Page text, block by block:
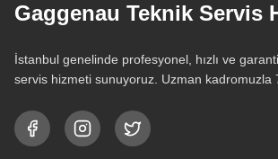
Gaggenau Teknik Servis
İstanbul genelinde profesyonel, hızlı ve
servis hizmeti sunuyoruz. Uzman kadromuzla